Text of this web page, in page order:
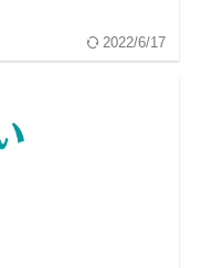
2022/6/17